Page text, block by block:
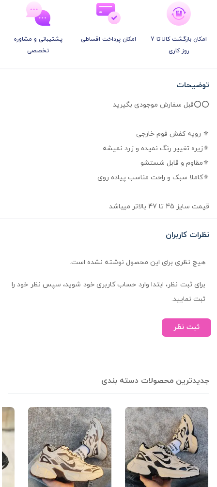
امکان بازگشت کالا تا 7
روز کاری
امکان پرداخت اقساطی
پشتیبانی و مشاوره
تخصصی
توضیحات
⭕⭕قبل سفارش موجودی بگیرید
⚜ رویه کفش فوم خارجی
⚜زیره تغییر رنگ نمیده و زرد نمیشه
⚜مقاوم و قابل شستشو
⚜کاملا سبک و راحت مناسب پیاده روی
قیمت سایز 45 تا 47 بالاتر میباشد
نظرات کاربران
هیچ نظری برای این محصول نوشته نشده است.
برای ثبت نظر، ابتدا وارد حساب کاربری خود شوید، سپس نظر خود را
ثبت نمایید.
ثبت نظر
جدیدترین محصولات دسته بندی